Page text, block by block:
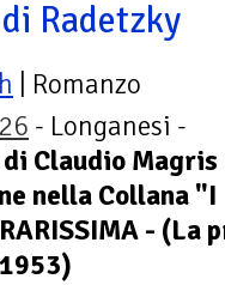
Radetzky
| Romanzo
- Longanesi -
Claudio Magris
nella Collana
-